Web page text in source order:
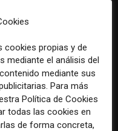
el poder, la memoria y
cookies propias y de
mediante el análisis del
mediante sus
Para más
Política de Cookies
todas las cookies en
de forma concreta,